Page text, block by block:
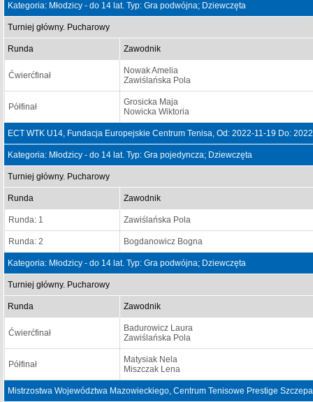
Kategoria: Młodzicy - do 14 lat. Typ: Gra podwójna; Dziewczęta
Turniej główny. Pucharowy
Runda Zawodnik
Ćwierćfinał
Nowak Amelia
Zawiślańska Pola
Półfinał
Grosicka Maja
Nowicka Wiktoria
ECT WTK U14, Fundacja Europejskie Centrum Tenisa, Od: 2022-11-19 Do:
Kategoria: Młodzicy - do 14 lat. Typ: Gra pojedyncza; Dziewczęta
Turniej główny. Pucharowy
Runda Zawodnik
Runda: 1 Zawiślańska Pola
Runda: 2 Bogdanowicz Bogna
Kategoria: Młodzicy - do 14 lat. Typ: Gra podwójna; Dziewczęta
Turniej główny. Pucharowy
Runda Zawodnik
Ćwierćfinał
Badurowicz Laura
Zawiślańska Pola
Półfinał
Matysiak Nela
Miszczak Lena
Mistrzostwa Województwa Mazowieckiego, Centrum Tenisowe Prestige